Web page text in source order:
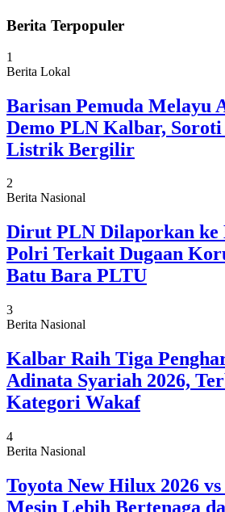
Berita Terpopuler
1
Berita Lokal
Barisan Pemuda Melayu
Demo PLN Kalbar, Soroti
Listrik Bergilir
2
Berita Nasional
Dirut PLN Dilaporkan
Polri Terkait Dugaan
Batu Bara PLTU
3
Berita Nasional
Kalbar Raih Tiga
Adinata Syariah 2026,
Kategori Wakaf
4
Berita Nasional
Toyota New Hilux 2026
Mesin Lebih Bertenaga